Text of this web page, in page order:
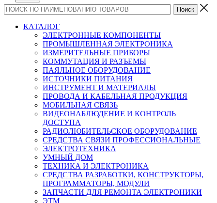
КАТАЛОГ
ЭЛЕКТРОННЫЕ КОМПОНЕНТЫ
ПРОМЫШЛЕННАЯ ЭЛЕКТРОНИКА
ИЗМЕРИТЕЛЬНЫЕ ПРИБОРЫ
КОММУТАЦИЯ И РАЗЪЕМЫ
ПАЯЛЬНОЕ ОБОРУДОВАНИЕ
ИСТОЧНИКИ ПИТАНИЯ
ИНСТРУМЕНТ И МАТЕРИАЛЫ
ПРОВОДА И КАБЕЛЬНАЯ ПРОДУКЦИЯ
МОБИЛЬНАЯ СВЯЗЬ
ВИДЕОНАБЛЮДЕНИЕ И КОНТРОЛЬ
ДОСТУПА
РАДИОЛЮБИТЕЛЬСКОЕ ОБОРУДОВАНИЕ
СРЕДСТВА СВЯЗИ ПРОФЕССИОНАЛЬНЫЕ
ЭЛЕКТРОТЕХНИКА
УМНЫЙ ДОМ
ТЕХНИКА И ЭЛЕКТРОНИКА
СРЕДСТВА РАЗРАБОТКИ, КОНСТРУКТОРЫ,
ПРОГРАММАТОРЫ, МОДУЛИ
ЗАПЧАСТИ ДЛЯ РЕМОНТА ЭЛЕКТРОНИКИ
ЭТМ